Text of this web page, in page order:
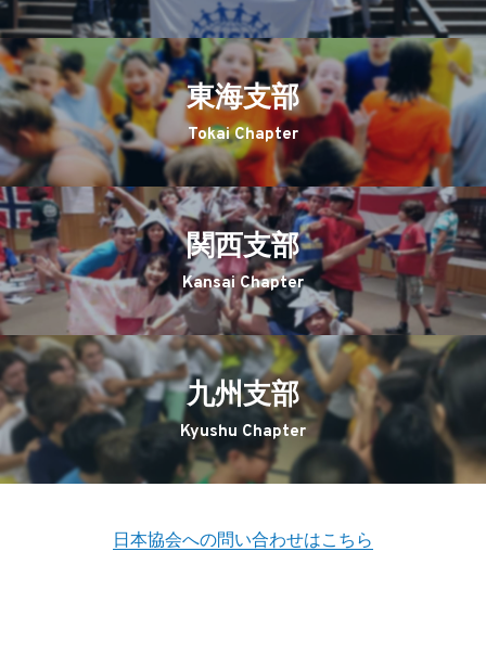
東海支部
Tokai Chapter
関西支部
Kansai Chapter
九州支部
Kyushu Chapter
日本協会への問い合わせはこちら